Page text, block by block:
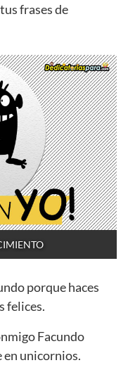
frases de
porque haces
felices.
Facundo
en unicornios.